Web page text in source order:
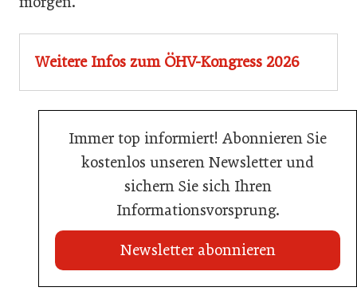
Weitere Infos zum ÖHV-Kongress 2026
Immer top informiert! Abonnieren Sie
kostenlos unseren Newsletter und
sichern Sie sich Ihren
Informationsvorsprung.
Newsletter abonnieren